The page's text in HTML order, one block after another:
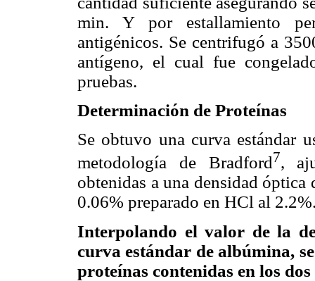
min. Y por estallamiento
antigénicos. Se centrifugó a
antígeno, el cual fue
pruebas.
Determinación de Proteínas
Se obtuvo una curva estándar
metodología de Bradford7,
obtenidas a una densidad
0.06% preparado en HCl al
Interpolando el valor de la
curva estándar de albúmina,
proteínas contenidas en los